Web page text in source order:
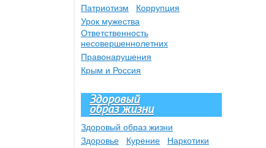
Патриотизм
Коррупция
Урок мужества
Ответственность
несовершеннолетних
Правонарушения
Крым и Россия
Здоровый
образ жизни
Здоровый образ жизни
Здоровье
Курение
Наркотики